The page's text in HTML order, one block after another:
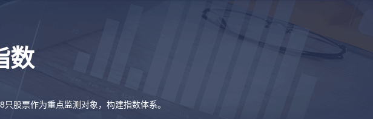
数
股票作为重点监测对象，构建指数体系。